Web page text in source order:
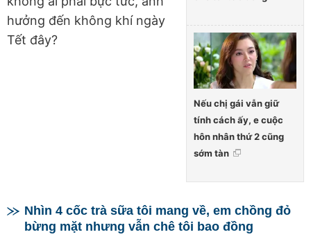
Nếu chị gái vẫn giữ
tính cách ấy, e cuộc
hôn nhân thứ 2 cũng
sớm tàn
hưởng đến không khí ngày
Tết đây?
Nhìn 4 cốc trà sữa tôi mang về, em chồng đỏ
bừng mặt nhưng vẫn chê tôi bao đồng